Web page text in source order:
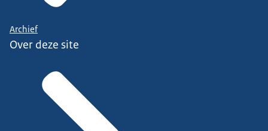
Archief
Over deze site